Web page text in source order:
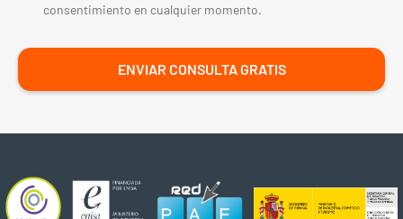
consentimiento en cualquier momento.